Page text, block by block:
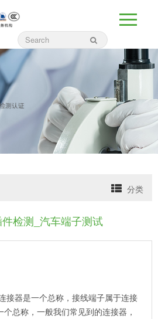
分类
检测_汽车端子测试
接器是一个总称，接线端子属于连接
总称，一般我们常见到的连接器，